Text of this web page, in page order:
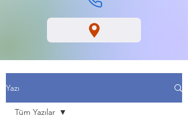
Yazı
Tüm Yazılar